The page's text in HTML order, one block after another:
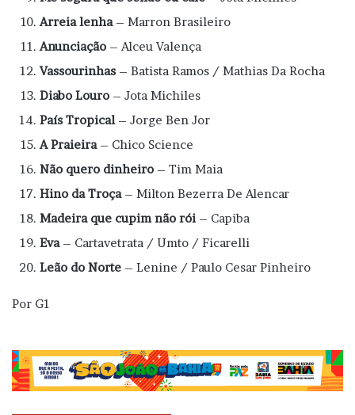
Arreia lenha– Marron Brasileiro
Anunciação – Alceu Valença
Vassourinhas – Batista Ramos / Mathias Da Rocha
Diabo Louro – Jota Michiles
País Tropical– Jorge Ben Jor
A Praieira– Chico Science
Não quero dinheiro – Tim Maia
Hino da Troça– Milton Bezerra De Alencar
Madeira que cupim não rói – Capiba
Eva– Cartavetrata / Umto / Ficarelli
Leão do Norte – Lenine / Paulo Cesar Pinheiro
Por G1